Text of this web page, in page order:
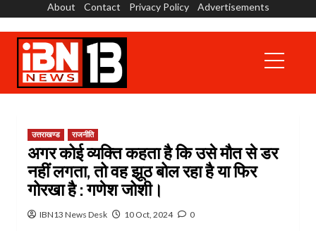
content
About Contact Privacy Policy Advertisements
Menu
उत्तराखण्ड राजनीति
अगर कोई व्यक्ति कहता है कि उसे मौत से डर
नहीं लगता, तो वह झूठ बोल रहा है या फिर
गोरखा है : गणेश जोशी।
IBN13 News Desk 10 Oct, 2024 0